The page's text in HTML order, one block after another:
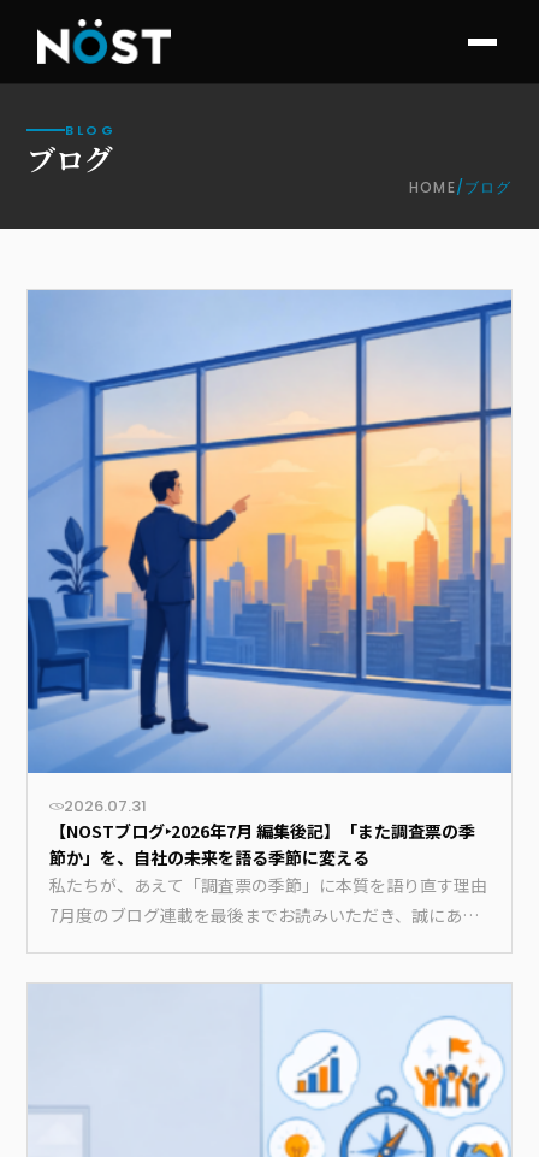
BLOG
ブログ
HOME/ブログ
2026.07.31
【NOSTブログ‣2026年7月 編集後記】「また調査票の季
節か」を、自社の未来を語る季節に変える
私たちが、あえて「調査票の季節」に本質を語り直す理由
7月度のブログ連載を最後までお読みいただき、誠にあり